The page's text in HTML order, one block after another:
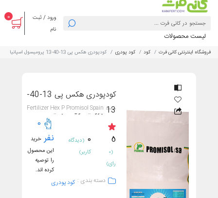
ورود / ثبت
نام
0
لیست محصولات
فروشگاه اینترنتی کانی فرت کود کود پودری کودپودری هکس پی 13-40-13 پرومیسول اسپانیا
کودپودری هکس پی 13-40-
13 پرومیسول اسپانیا Fertilizer Hex P Promisol Spain
5
(0
رای)
0 (دیدگاه
کاربر)
0
نفر خرید
این محصول
را توصیه
کرده اند.
دسته بندی : کود پودری